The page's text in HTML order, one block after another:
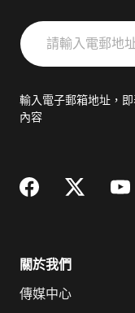
請
輸
郵
輸入電子郵箱地址，
內容
關於我們
傳媒中心